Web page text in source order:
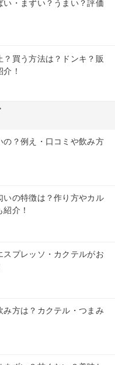
い・まずい？うまい？評価
買う方法は？ドンキ？販
！
の？例え・口コミや飲み方
いの特徴は？作り方やカル
介！
スプレッソ・カクテルがお
み方は？カクテル・つまみ